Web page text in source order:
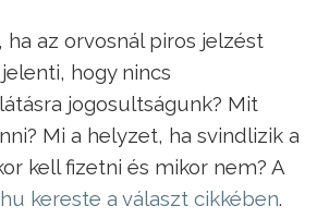
ha az orvosnál piros jelzést
hogy nincs
jogosultságunk? Mit
Mi a helyzet, ha svindlizik a
kell fizetni és mikor nem? A
kereste a választ cikkében.